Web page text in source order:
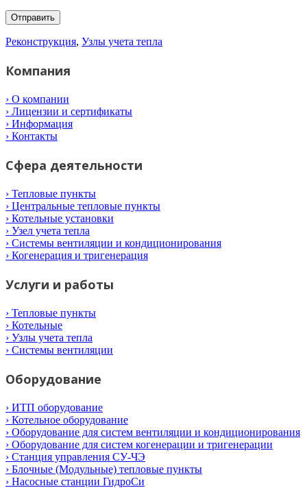
Реконструкция, Узлы учета тепла
Компания
› О компании
› Лицензии и сертификаты
› Информация
› Контакты
Сфера деятельности
› Тепловые пункты
› Центральные тепловые пункты
› Котельные установки
› Узел учета тепла
› Системы вентиляции и кондиционирования
› Когенерация и тригенерация
Услуги и работы
› Тепловые пункты
› Котельные
› Узлы учета тепла
› Системы вентиляции
Оборудование
› ИТП оборудование
› Котельное оборудование
› Оборудование для систем вентиляции и кондиционирования
› Оборудование для систем когенерации и тригенерации
› Станция управления СУ-ЧЭ
› Блочные (Модульные) тепловые пункты
› Насосные станции ГидроСи